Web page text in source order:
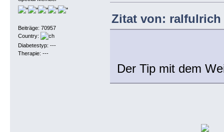
Beiträge: 70957
Country:
Diabetestyp: ---
Therapie: ---
Zitat von: ralfulrich
Der Tip mit dem